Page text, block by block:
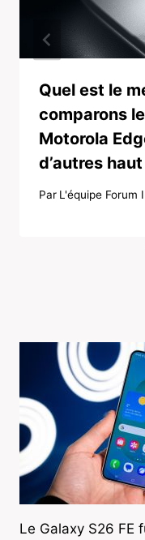
Quel est le
comparons
Motorola
d’autres
Par L'équipe Forum
Le Galaxy S26 FE